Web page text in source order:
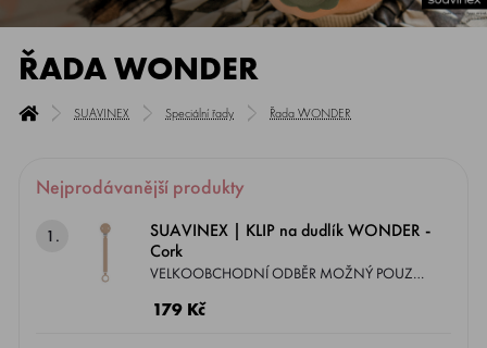
ŘADA WONDER
SUAVINEX Speciální řady Řada WONDER
Nejprodávanější produkty
1.
SUAVINEX | KLIP na dudlík WONDER -
Cork
VELKOOBCHODNÍ ODBĚR MOŽNÝ POUZE
DLE PODMÍNEK ZASLANÝCH EMAILEM.
179 Kč